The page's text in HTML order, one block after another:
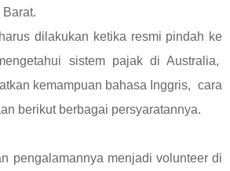
dilakukan ketika resmi pindah ke
sistem pajak di Australia,
kemampuan bahasa Inggris, cara
berikut berbagai persyaratannya.
pengalamannya menjadi volunteer di